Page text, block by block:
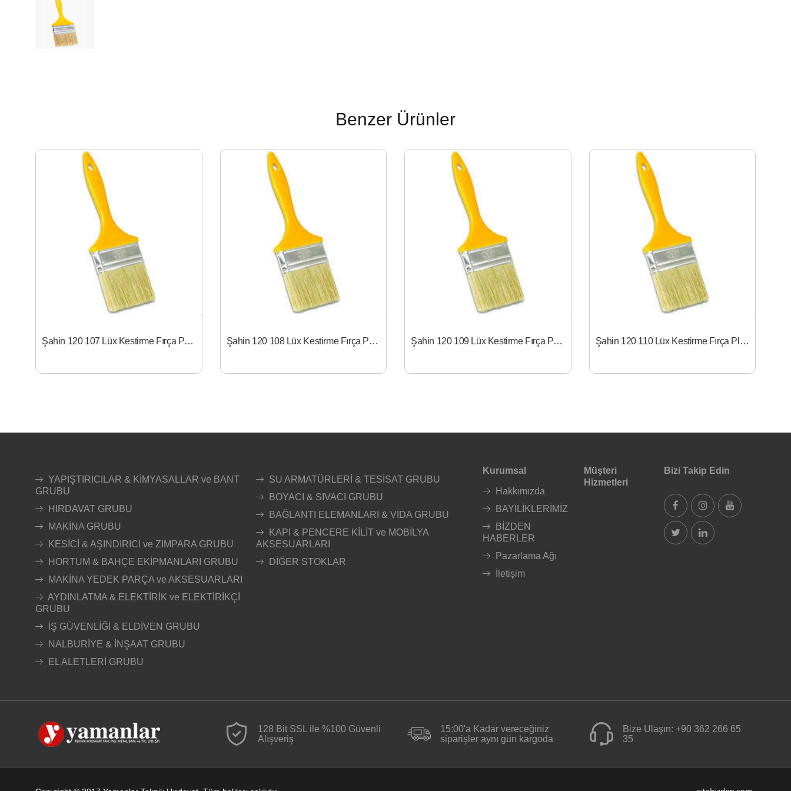
Benzer Ürünler
Şahin 120 107 Lüx Kestirme Fırça Pls. Sap 1 Şahin 120 108 Lüx Kestirme Fırça Pls. Sap 1.5 Şahin 120 109 Lüx Kestirme Fırça Pls. Sap 2 Şahin 120 110 Lüx Kestirme Fırça Pls. Sap 2.5
YAPIŞTIRICILAR & KİMYASALLAR ve BANT
GRUBU
HIRDAVAT GRUBU
MAKİNA GRUBU
KESİCİ & AŞINDIRICI ve ZIMPARA GRUBU
HORTUM & BAHÇE EKİPMANLARI GRUBU
MAKİNA YEDEK PARÇA ve AKSESUARLARI
AYDINLATMA & ELEKTİRİK ve ELEKTİRİKÇİ
GRUBU
İŞ GÜVENLİĞİ & ELDİVEN GRUBU
NALBURİYE & İNŞAAT GRUBU
EL ALETLERİ GRUBU
SU ARMATÜRLERİ & TESİSAT GRUBU
BOYACI & SIVACI GRUBU
BAĞLANTI ELEMANLARI & VİDA GRUBU
KAPI & PENCERE KİLİT ve MOBİLYA
AKSESUARLARI
DİĞER STOKLAR
Kurumsal
Hakkımızda
BAYİLİKLERİMİZ
BİZDEN
HABERLER
Pazarlama Ağı
İletişim
Müşteri
Hizmetleri
Bizi Takip Edin
128 Bit SSL ile %100 Güvenli
Alışveriş
15:00'a Kadar vereceğiniz
siparişler aynı gün kargoda
Bize Ulaşın: +90 362 266 65
35